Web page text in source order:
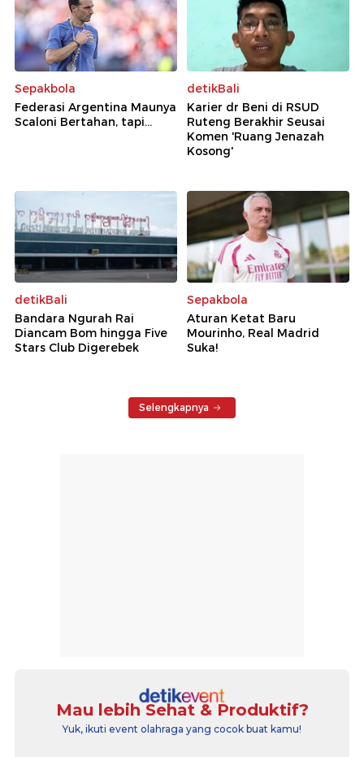
Sepakbola
Federasi Argentina Maunya
Scaloni Bertahan, tapi...
detikBali
Karier dr Beni di RSUD
Ruteng Berakhir Seusai
Komen 'Ruang Jenazah
Kosong'
detikBali
Bandara Ngurah Rai
Diancam Bom hingga Five
Stars Club Digerebek
Sepakbola
Aturan Ketat Baru
Mourinho, Real Madrid
Suka!
Selengkapnya
Mau lebih Sehat & Produktif?
Yuk, ikuti event olahraga yang cocok buat kamu!